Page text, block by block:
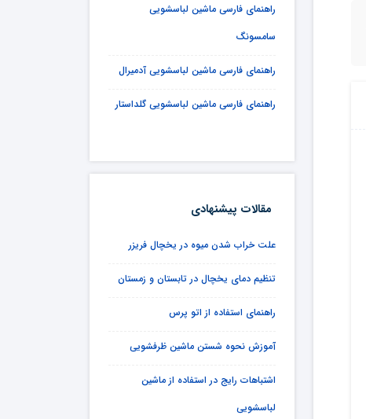
راهنمای فارسی ماشین لباسشویی
سامسونگ
راهنمای فارسی ماشین لباسشویی آدمیرال
راهنمای فارسی ماشین لباسشویی گلداستار
مقالات پیشنهادی
علت خراب شدن میوه در یخچال فریزر
تنظیم دمای یخچال در تابستان و زمستان
راهنمای استفاده از اتو پرس
آموزش نحوه شستن ماشین ظرفشویی
اشتباهات رایج در استفاده از ماشین
لباسشویی